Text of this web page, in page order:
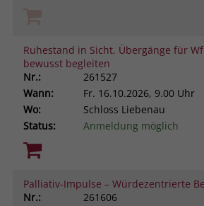
Ruhestand in Sicht. Übergänge für
bewusst begleiten
Nr.:
261527
Wann:
Fr. 16.10.2026, 9.00 Uhr
Wo:
Schloss Liebenau
Status:
Anmeldung möglich
Palliativ-Impulse – Würdezentrierte
Nr.:
261606